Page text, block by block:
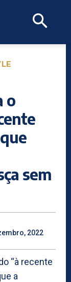
o
sem
2022
“à recente
a